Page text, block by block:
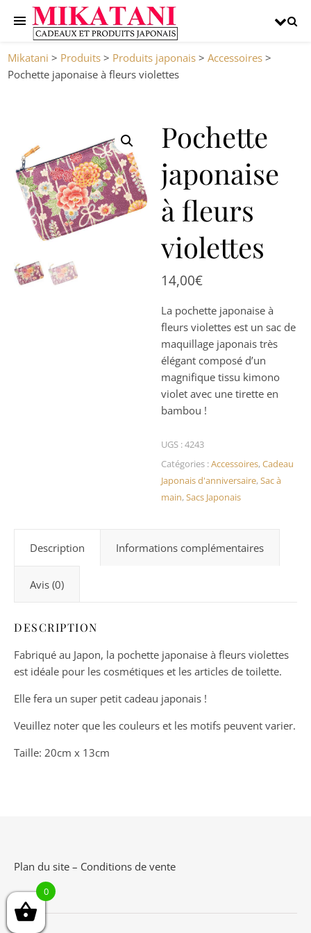
Mikatani > Produits > Produits japonais > Accessoires >
Pochette japonaise à fleurs violettes
Pochette
japonaise
à fleurs
violettes
14,00€
La pochette japonaise à
fleurs violettes est un sac de
maquillage japonais très
élégant composé d’un
magnifique tissu kimono
violet avec une tirette en
bambou !
UGS :4243
Catégories :Accessoires,Cadeau
Japonais d'anniversaire,Sac à
main,Sacs Japonais
Description Informations complémentaires
Avis (0)
DESCRIPTION
Fabriqué au Japon, la pochette japonaise à fleurs violettes
est idéale pour les cosmétiques et les articles de toilette.
Elle fera un super petit cadeau japonais !
Veuillez noter que les couleurs et les motifs peuvent varier.
Taille: 20cm x 13cm
Plan du site – Conditions de vente
0